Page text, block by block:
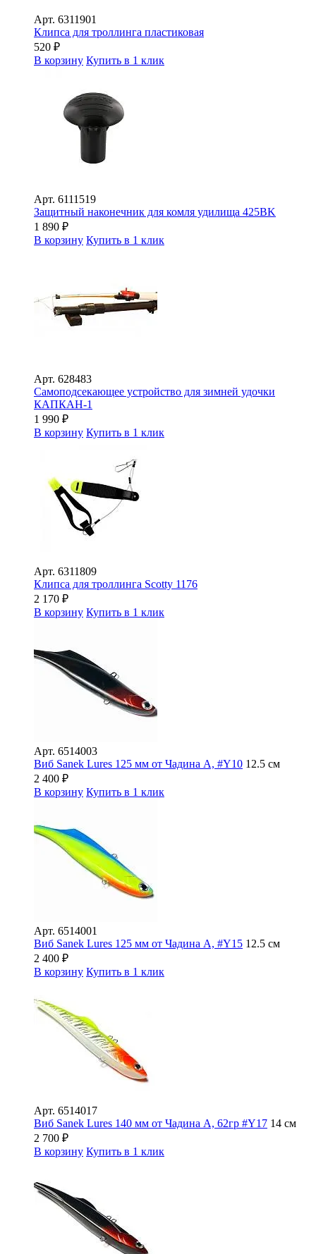
Арт. 6311901
Клипса для троллинга пластиковая
520 ₽
В корзину Купить в 1 клик
Арт. 6111519
Защитный наконечник для комля удилища 425BK
1 890 ₽
В корзину Купить в 1 клик
Арт. 628483
Самоподсекающее устройство для зимней удочки
КАПКАН-1
1 990 ₽
В корзину Купить в 1 клик
Арт. 6311809
Клипса для троллинга Scotty 1176
2 170 ₽
В корзину Купить в 1 клик
Арт. 6514003
Виб Sanek Lures 125 мм от Чадина А, #Y10 12.5 см
2 400 ₽
В корзину Купить в 1 клик
Арт. 6514001
Виб Sanek Lures 125 мм от Чадина А, #Y15 12.5 см
2 400 ₽
В корзину Купить в 1 клик
Арт. 6514017
Виб Sanek Lures 140 мм от Чадина А, 62гр #Y17 14 см
2 700 ₽
В корзину Купить в 1 клик